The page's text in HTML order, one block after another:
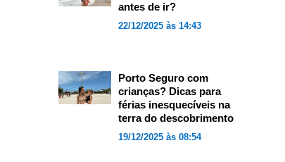
antes de ir?
22/12/2025 às 14:43
Porto Seguro com
crianças? Dicas para
férias inesquecíveis na
terra do descobrimento
19/12/2025 às 08:54